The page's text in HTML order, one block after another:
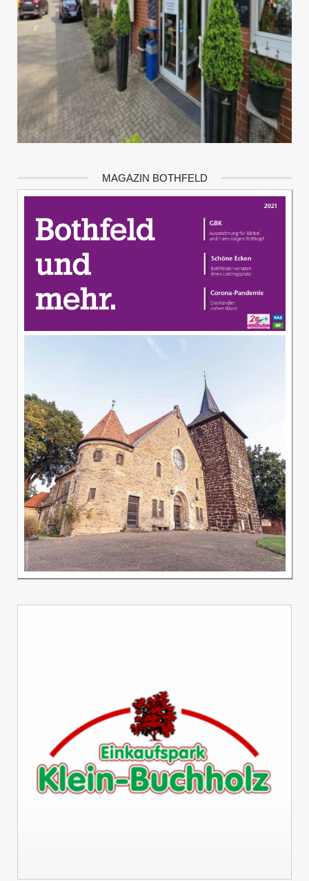
MAGAZIN BOTHFELD